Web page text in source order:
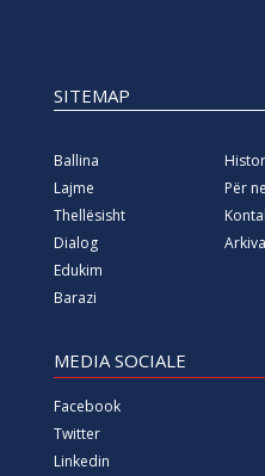
SITEMAP
Ballina
Lajme
Thellësisht
Dialog
Edukim
Barazi
Për ne
Arkiva
MEDIA SOCIALE
Facebook
Twitter
Linkedin